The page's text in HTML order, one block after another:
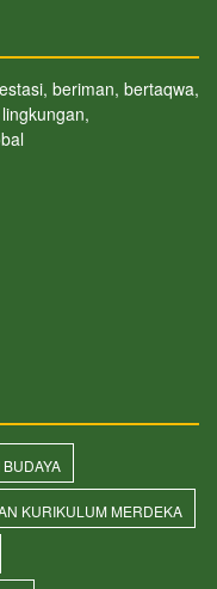
beriman, bertaqwa,
KURIKULUM MERDEKA